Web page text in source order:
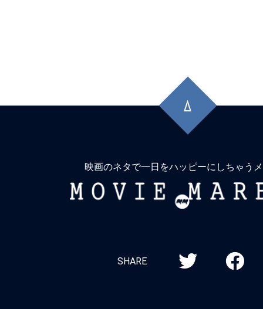
頭
に
映画のネタで一日をハッピーにしちゃう
MOVIE
SHARE